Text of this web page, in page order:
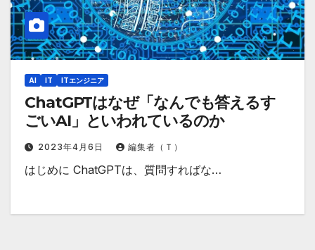
AI IT ITエンジニア
ChatGPTはなぜ「なんでも答えるす
ごいAI」といわれているのか
2023年4月6日 編集者（Ｔ）
はじめに ChatGPTは、質問すればな…